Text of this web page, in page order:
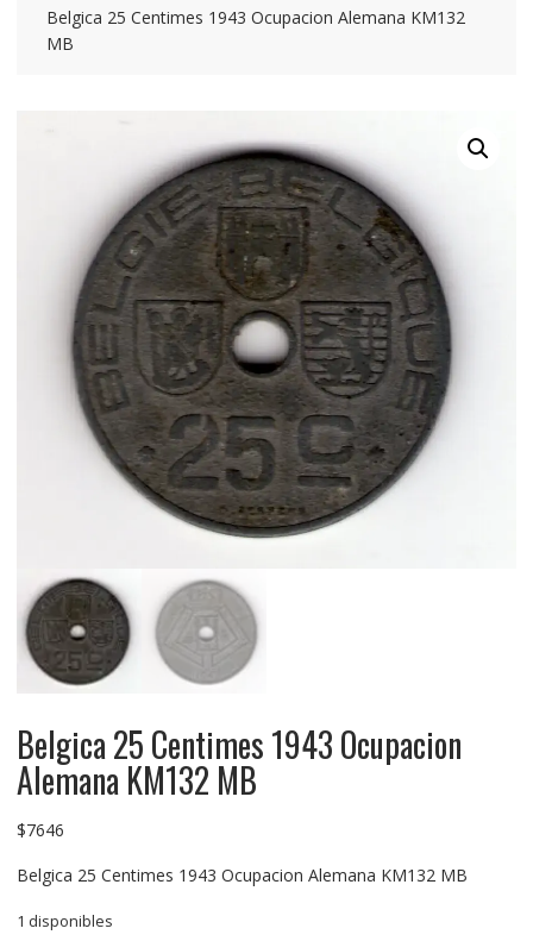
Belgica 25 Centimes 1943 Ocupacion Alemana KM132
MB
Belgica 25 Centimes 1943 Ocupacion
Alemana KM132 MB
$7646
Belgica 25 Centimes 1943 Ocupacion Alemana KM132 MB
1 disponibles